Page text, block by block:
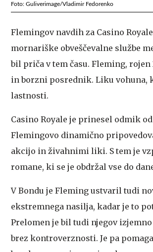
Foto: Guliverimage/Vladimir Fedorenko
Flemingov navdih za Casino
mornariške obveščevalne službe
bil priča v tem času. Fleming,
in borzni posrednik. Liku vohuna,
lastnosti.
Casino Royale je prinesel odmik
Flemingovo dinamično
akcijo in živahnimi liki. S tem je
romane, ki se je obdržal vse do
V Bondu je Fleming ustvaril tudi
ekstremnega nasilja, kadar je to
Prelomen je bil tudi njegov
brez kontroverznosti. Je pa